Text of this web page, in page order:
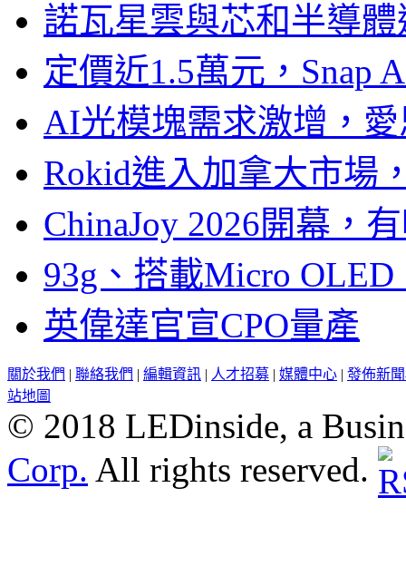
諾瓦星雲與芯和半導
定價近1.5萬元，Snap
AI光模塊需求激增，
Rokid進入加拿大市場
ChinaJoy 2026開幕，
93g、搭載Micro
英偉達官宣CPO量產
關於我們 | 聯絡我們 | 編輯資訊 | 人才招募 | 媒體中心 | 發佈新
站地圖
© 2018 LEDinside, a
Corp. All rights reserved.